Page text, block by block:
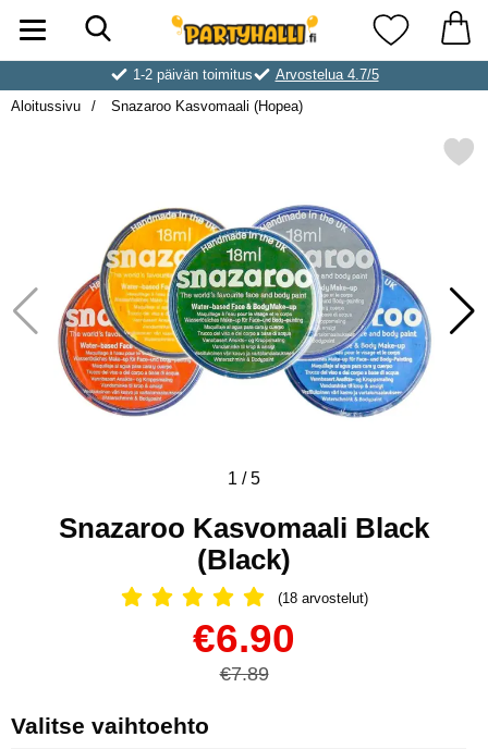
Ostoskori laajennettu Partyhallen AB
Suosikkini
1-2 päivän toimitus
Arvostelua 4.7/5
Aloitussivu
Snazaroo Kasvomaali (Hopea)
Merkitse snazaroo
1 /5
Snazaroo Kasvomaali Black
(Black)
Arvostelu: 5 Tähdet, Ohita kaikki
(18 arvostelut)
uusi hinta
€6.90
vanha hinta
€7.89
Valitse vaihtoehto